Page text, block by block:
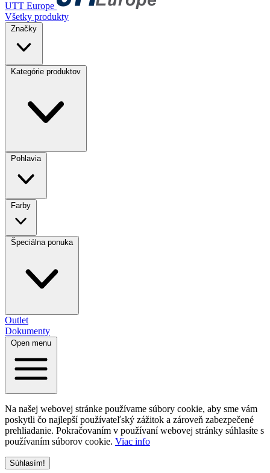
UTT Europe
Všetky produkty
Značky
Kategórie produktov
Pohlavia
Farby
Špeciálna ponuka
Outlet
Dokumenty
Open menu
Na našej webovej stránke používame súbory cookie, aby sme vám
poskytli čo najlepší používateľský zážitok a zároveň zabezpečené
prehliadanie. Pokračovaním v používaní webovej stránky súhlasíte s
používaním súborov cookie. Viac info
Súhlasím!